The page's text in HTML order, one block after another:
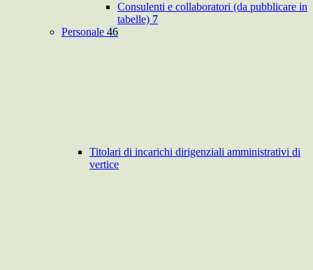
Consulenti e collaboratori (da pubblicare in
tabelle) 7
Personale 46
Titolari di incarichi dirigenziali amministrativi di
vertice